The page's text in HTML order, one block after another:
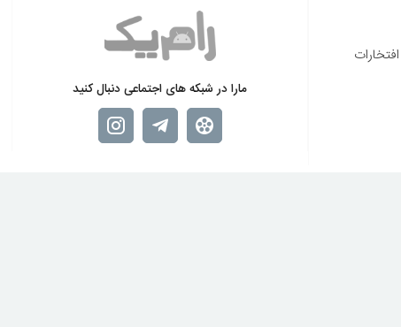
مارا در شبکه های اجتماعی دنبال کنید